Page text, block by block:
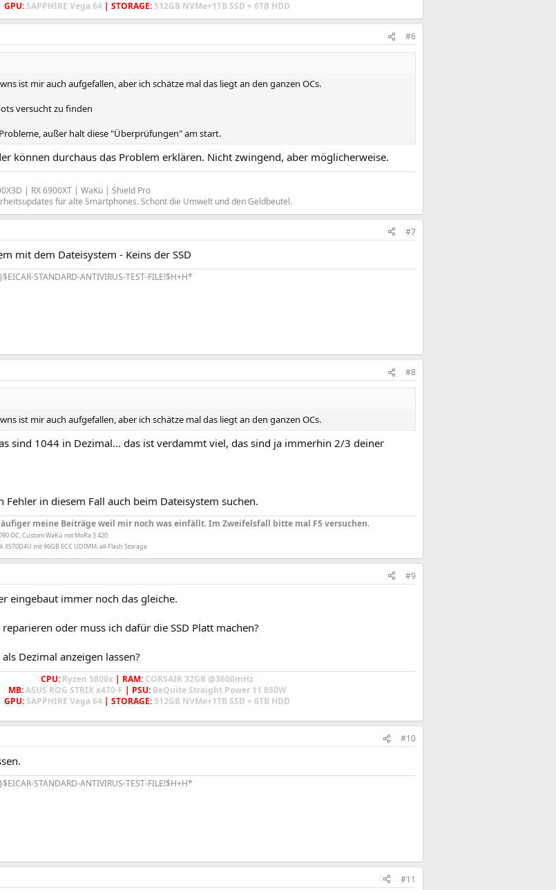
GPU: SAPPHIRE Vega 64 | STORAGE: 512GB NVMe+1TB SSD + 6TB HDD
#6
ist mir auch aufgefallen, aber ich schätze mal das liegt an den ganzen OCs.
versucht zu finden
außer halt diese "Überprüfungen" am start.
können durchaus das Problem erklären. Nicht zwingend, aber möglicherweise.
| RX 6900XT | WaKü | Shield Pro
für alte Smartphones. Schont die Umwelt und den Geldbeutel.
#7
mit dem Dateisystem - Keins der SSD
STANDARD-ANTIVIRUS-TEST-FILE!$H+H*
#8
ist mir auch aufgefallen, aber ich schätze mal das liegt an den ganzen OCs.
sind 1044 in Dezimal... das ist verdammt viel, das sind ja immerhin 2/3 deiner
Fehler in diesem Fall auch beim Dateisystem suchen.
meine Beiträge weil mir noch was einfällt. Im Zweifelsfall bitte mal F5 versuchen.
OC, Custom WaKü mit MoRa 3 420
X570D4U mit 96GB ECC UDIMM, all-Flash Storage
#9
eingebaut immer noch das gleiche.
oder muss ich dafür die SSD Platt machen?
Dezimal anzeigen lassen?
CPU: Ryzen 5800x | RAM: CORSAIR 32GB @3600mHz
MB:ASUS ROG STRIX x470-F | PSU: BeQuite Straight Power 11 850W
GPU: SAPPHIRE Vega 64 | STORAGE: 512GB NVMe+1TB SSD + 6TB HDD
#10
STANDARD-ANTIVIRUS-TEST-FILE!$H+H*
#11